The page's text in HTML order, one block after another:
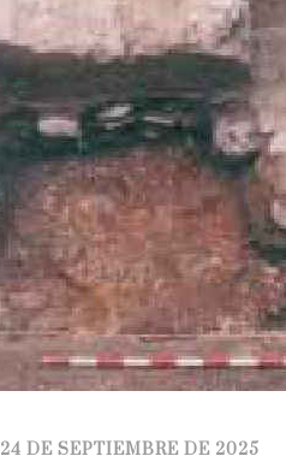
24 DE SEPTIEMBRE DE 2025